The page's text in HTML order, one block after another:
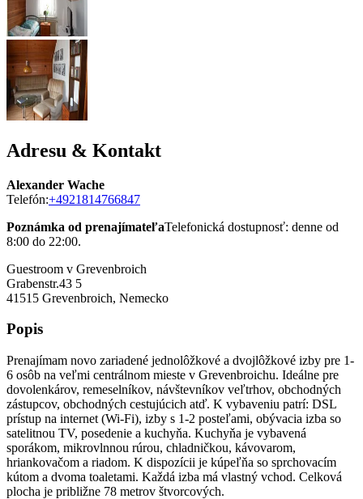
Adresu & Kontakt
Alexander Wache
Telefón:+4921814766847
Poznámka od prenajímateľaTelefonická dostupnosť: denne od
8:00 do 22:00.
Guestroom v Grevenbroich
Grabenstr.43 5
41515 Grevenbroich, Nemecko
Popis
Prenajímam novo zariadené jednolôžkové a dvojlôžkové izby pre 1-
6 osôb na veľmi centrálnom mieste v Grevenbroichu. Ideálne pre
dovolenkárov, remeselníkov, návštevníkov veľtrhov, obchodných
zástupcov, obchodných cestujúcich atď. K vybaveniu patrí: DSL
prístup na internet (Wi-Fi), izby s 1-2 posteľami, obývacia izba so
satelitnou TV, posedenie a kuchyňa. Kuchyňa je vybavená
sporákom, mikrovlnnou rúrou, chladničkou, kávovarom,
hriankovačom a riadom. K dispozícii je kúpeľňa so sprchovacím
kútom a dvoma toaletami. Každá izba má vlastný vchod. Celková
plocha je približne 78 metrov štvorcových.